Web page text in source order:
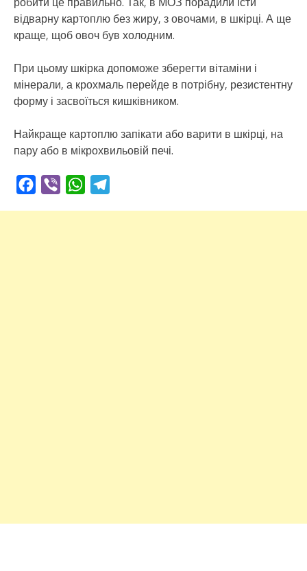
відварну картоплю без жиру, з овочами, в шкірці. А ще
краще, щоб овоч був холодним.
При цьому шкірка допоможе зберегти вітаміни і
мінерали, а крохмаль перейде в потрібну, резистентну
форму і засвоїться кишківником.
Найкраще картоплю запікати або варити в шкірці, на
пару або в мікрохвильовій печі.
Facebook
Viber WhatsApp